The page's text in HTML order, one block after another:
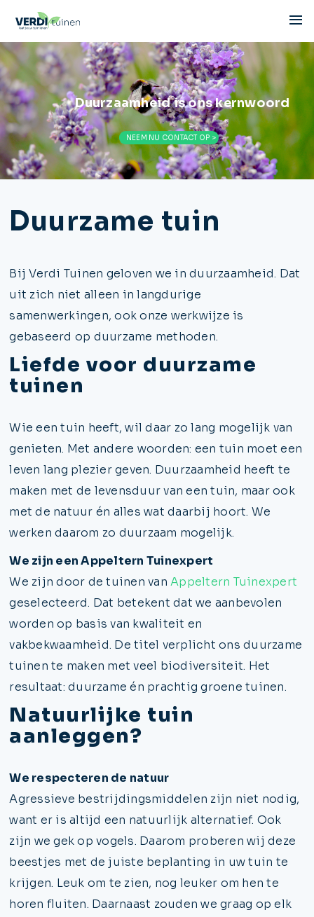
Duurzaamheid is ons kernwoord
NEEM NU CONTACT OP >
Duurzame tuin
Bij Verdi Tuinen geloven we in duurzaamheid. Dat
uit zich niet alleen in langdurige
samenwerkingen, ook onze werkwijze is
gebaseerd op duurzame methoden.
Liefde voor duurzame
tuinen
Wie een tuin heeft, wil daar zo lang mogelijk van
genieten. Met andere woorden: een tuin moet een
leven lang plezier geven. Duurzaamheid heeft te
maken met de levensduur van een tuin, maar ook
met de natuur én alles wat daarbij hoort. We
werken daarom zo duurzaam mogelijk.
We zijn een Appeltern Tuinexpert
We zijn door de tuinen vanAppeltern Tuinexpert
geselecteerd. Dat betekent dat we aanbevolen
worden op basis van kwaliteit en
vakbekwaamheid. De titel verplicht ons duurzame
tuinen te maken met veel biodiversiteit. Het
resultaat: duurzame én prachtig groene tuinen.
Natuurlijke tuin
aanleggen?
We respecteren de natuur
Agressieve bestrijdingsmiddelen zijn niet nodig,
want er is altijd een natuurlijk alternatief. Ook
zijn we gek op vogels. Daarom proberen wij deze
beestjes met de juiste beplanting in uw tuin te
krijgen. Leuk om te zien, nog leuker om hen te
horen fluiten. Daarnaast zouden we graag op elk